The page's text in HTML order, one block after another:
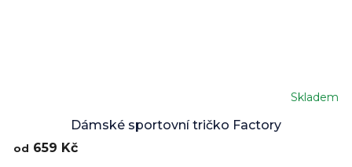
Dámské sportovní tričko Factory
Skladem
od 659 Kč